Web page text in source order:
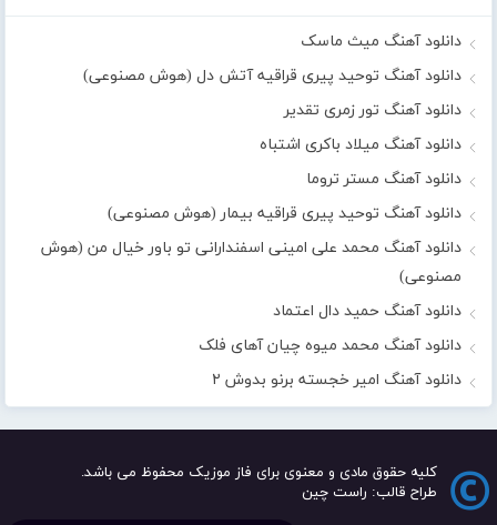
دانلود آهنگ میث ماسک
دانلود آهنگ توحید پیری قراقیه آتش دل (هوش مصنوعی)
دانلود آهنگ تور زمری تقدیر
دانلود آهنگ میلاد باکری اشتباه
دانلود آهنگ مستر تروما
دانلود آهنگ توحید پیری قراقیه بیمار (هوش مصنوعی)
دانلود آهنگ محمد علی امینی اسفندارانی تو باور خیال من (هوش
مصنوعی)
دانلود آهنگ حمید دال اعتماد
دانلود آهنگ محمد میوه چیان آهای فلک
دانلود آهنگ امیر خجسته برنو بدوش ۲
کلیه حقوق مادی و معنوی برای فاز موزیک محفوظ می باشد.
طراح قالب: راست چین